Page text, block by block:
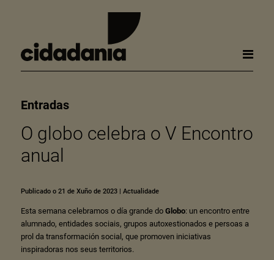
Entradas
O globo celebra o V Encontro
anual
Publicado o 21 de Xuño de 2023| Actualidade
Esta semana celebramos o día grande do Globo: un encontro entre
alumnado, entidades sociais, grupos autoxestionados e persoas a
prol da transformación social, que promoven iniciativas
inspiradoras nos seus territorios.